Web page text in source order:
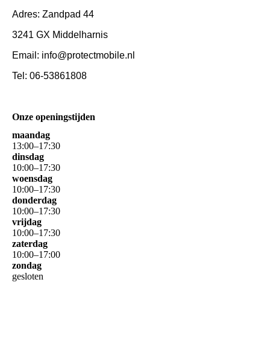
Adres: Zandpad 44
3241 GX Middelharnis
Email: info@protectmobile.nl
Tel: 06-53861808
Onze openingstijden
maandag
13:00–17:30
dinsdag
10:00–17:30
woensdag
10:00–17:30
donderdag
10:00–17:30
vrijdag
10:00–17:30
zaterdag
10:00–17:00
zondag
gesloten